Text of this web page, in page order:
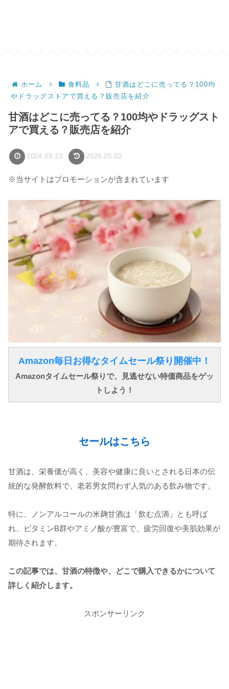
ホーム 食料品
甘酒はどこに売ってる？100均
やドラッグストアで買える？販売店を紹介
甘酒はどこに売ってる？100均やドラッグスト
アで買える？販売店を紹介
2024.09.23 2026.05.02
※当サイトはプロモーションが含まれています
Amazon毎日お得なタイムセール祭り開催中！
Amazonタイムセール祭りで、見逃せない特価商品をゲッ
トしよう！
セールはこちら
甘酒は、栄養価が高く、美容や健康に良いとされる日本の伝
統的な発酵飲料で、老若男女問わず人気のある飲み物です。
特に、ノンアルコールの米麹甘酒は「飲む点滴」とも呼ば
れ、ビタミンB群やアミノ酸が豊富で、疲労回復や美肌効果が
期待されます。
この記事では、甘酒の特徴や、どこで購入できるかについて
詳しく紹介します。
スポンサーリンク